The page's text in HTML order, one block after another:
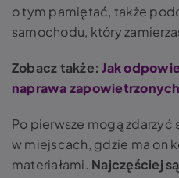
o tym pamiętać, także
samochodu, który
Zobacz także:Jak
naprawa
Po pierwsze mogą zdarzyć
w miejscach, gdzie ma on
materiałami. Najczęściej